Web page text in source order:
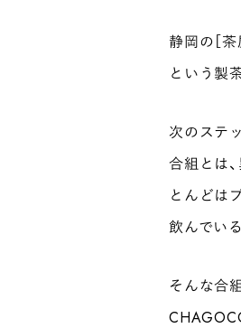
静岡の［
という製
次のステッ
合組とは
とんどは
飲んでい
そんな合